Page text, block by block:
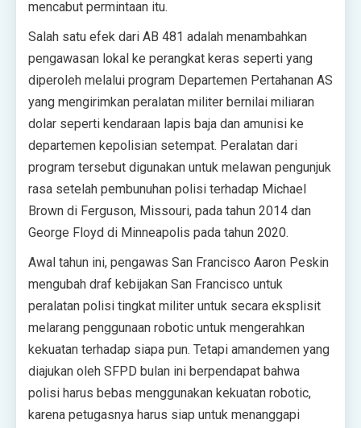
mencabut permintaan itu.
Salah satu efek dari AB 481 adalah menambahkan
pengawasan lokal ke perangkat keras seperti yang
diperoleh melalui program Departemen Pertahanan AS
yang mengirimkan peralatan militer bernilai miliaran
dolar seperti kendaraan lapis baja dan amunisi ke
departemen kepolisian setempat. Peralatan dari
program tersebut digunakan untuk melawan pengunjuk
rasa setelah pembunuhan polisi terhadap Michael
Brown di Ferguson, Missouri, pada tahun 2014 dan
George Floyd di Minneapolis pada tahun 2020.
Awal tahun ini, pengawas San Francisco Aaron Peskin
mengubah draf kebijakan San Francisco untuk
peralatan polisi tingkat militer untuk secara eksplisit
melarang penggunaan robotic untuk mengerahkan
kekuatan terhadap siapa pun. Tetapi amandemen yang
diajukan oleh SFPD bulan ini berpendapat bahwa
polisi harus bebas menggunakan kekuatan robotic,
karena petugasnya harus siap untuk menanggapi